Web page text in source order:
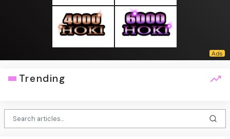
Trending